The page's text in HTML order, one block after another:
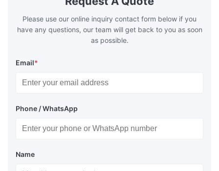
range of 200°C – 250°C, so there
Please use our online inquiry contact form below if you
have any questions, our team will get back to you as soon
as possible.
Email*
Phone / WhatsApp
Name